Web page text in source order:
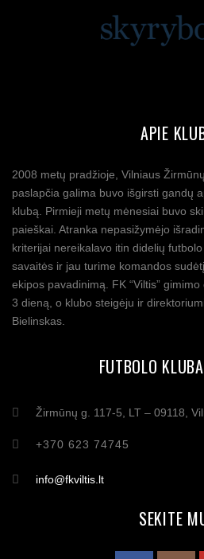
APIE
2008 metų pradžioje, Vilniaus
paslapčia galima buvo išgirsti gandų
klubą. Pirmieji metų mėnesiai buvo
paieškai. Atranka nepasižymėjo
kriterijai nereikalavo itin didelių
savaitės ir jau turime komandos
ekipos pavadinimą. FK “Viltis”
3 dieną, o klubo steigėju ir
Bielinskas.
FUTBOLO
Žirmūnų g. 117-5, LT – 09118,
+370 623 74745
info@fkviltis.lt
SEKITE